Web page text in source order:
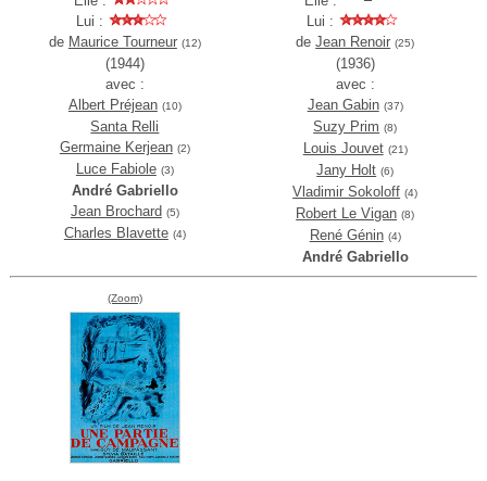
Lui :
de Maurice Tourneur (12)
(1944)
avec :
Albert Préjean (10)
Santa Relli
Germaine Kerjean (2)
Luce Fabiole (3)
André Gabriello
Jean Brochard (5)
Charles Blavette (4)
Lui :
deJean Renoir (25)
(1936)
avec :
Jean Gabin (37)
Suzy Prim (8)
Louis Jouvet (21)
Jany Holt (6)
Vladimir Sokoloff (4)
Robert Le Vigan (8)
René Génin (4)
André Gabriello
(Zoom)